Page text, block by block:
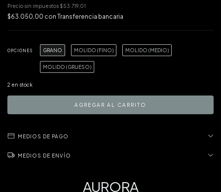
Precio sin impuestos $53.719,01
$63.050,00 con Transferencia bancaria
OPCIONES GRANO MOLIDO (FINO) MOLIDO (MEDIO)
MOLIDO (GRUESO)
2 en stock
MEDIOS DE PAGO
MEDIOS DE ENVÍO
AURORA